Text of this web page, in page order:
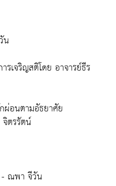
น
รเจริญสติโดย อาจารย์ธีร
อนตามอัธยาศัย
ตรรัตน์
- ณพา จีวัน